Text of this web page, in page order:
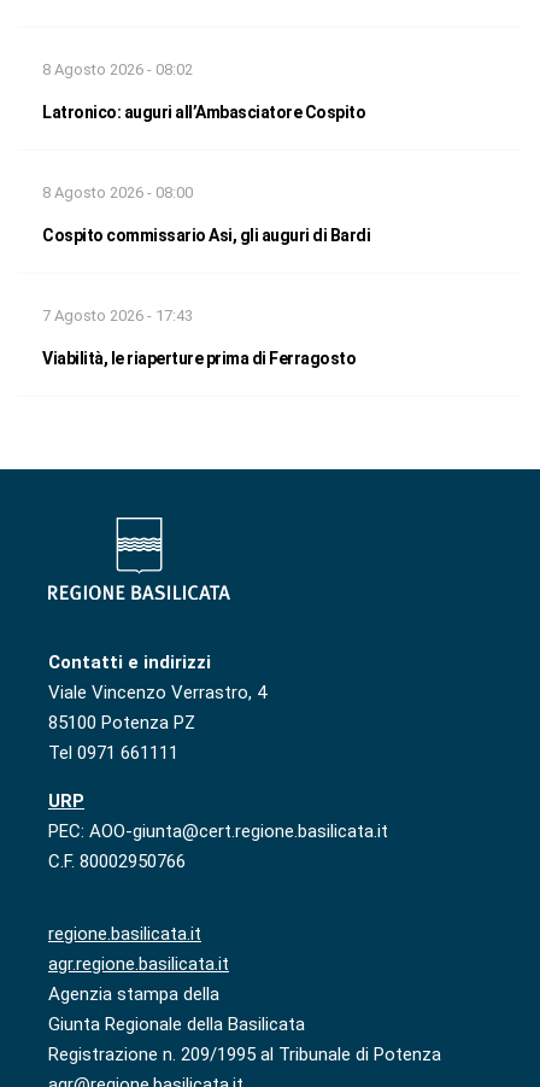
8 Agosto 2026 - 08:02
Latronico: auguri all’Ambasciatore Cospito
8 Agosto 2026 - 08:00
Cospito commissario Asi, gli auguri di Bardi
7 Agosto 2026 - 17:43
Viabilità, le riaperture prima di Ferragosto
Contatti e indirizzi
Viale Vincenzo Verrastro, 4
85100 Potenza PZ
Tel 0971 661111
URP
PEC: AOO-giunta@cert.regione.basilicata.it
C.F. 80002950766
regione.basilicata.it
agr.regione.basilicata.it
Agenzia stampa della
Giunta Regionale della Basilicata
Registrazione n. 209/1995 al Tribunale di Potenza